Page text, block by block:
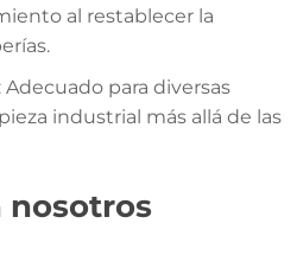
al restablecer la
: Adecuado para diversas
industrial más allá de las
nosotros